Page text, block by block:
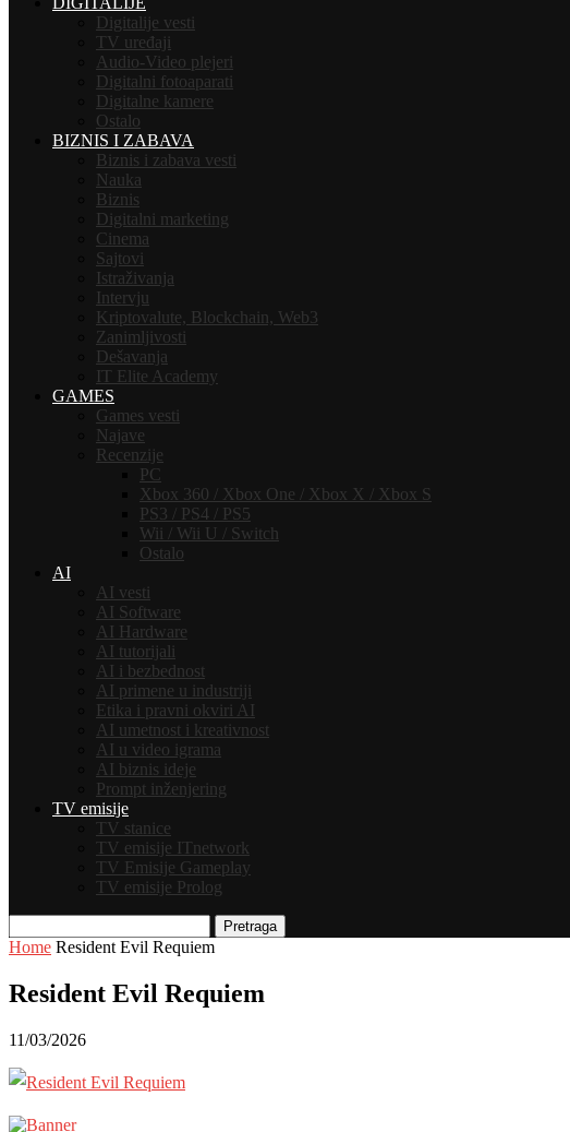
Digitalije vesti
TV uređaji
Audio-Video plejeri
Digitalni fotoaparati
Digitalne kamere
Ostalo
BIZNIS I ZABAVA
Biznis i zabava vesti
Nauka
Biznis
Digitalni marketing
Cinema
Sajtovi
Istraživanja
Intervju
Kriptovalute, Blockchain, Web3
Zanimljivosti
Dešavanja
IT Elite Academy
GAMES
Games vesti
Najave
Recenzije
PC
Xbox 360 / Xbox One / Xbox X / Xbox S
PS3 / PS4 / PS5
Wii / Wii U / Switch
Ostalo
AI
AI vesti
AI Software
AI Hardware
AI tutorijali
AI i bezbednost
AI primene u industriji
Etika i pravni okviri AI
AI umetnost i kreativnost
AI u video igrama
AI biznis ideje
Prompt inženjering
TV emisije
TV stanice
TV emisije ITnetwork
TV Emisije Gameplay
TV emisije Prolog
Pretraga
Home Resident Evil Requiem
Resident Evil Requiem
11/03/2026